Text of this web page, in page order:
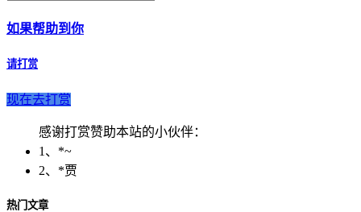
如果帮助到你
请打赏
现在去打赏
感谢打赏赞助本站的小伙伴：
1、*~
2、*贾
热门文章